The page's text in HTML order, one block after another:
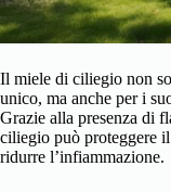
Il miele di ciliegio non
unico, ma anche per i
Grazie alla presenza di
ciliegio può proteggere
ridurre l’infiammazione.